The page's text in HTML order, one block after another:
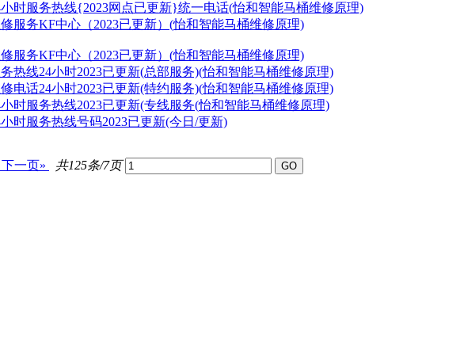
小时服务热线{2023网点已更新}统一电话(怡和智能马桶维修原理)
服务KF中心（2023已更新）(怡和智能马桶维修原理)
服务KF中心（2023已更新）(怡和智能马桶维修原理)
热线24小时2023已更新(总部服务)(怡和智能马桶维修原理)
电话24小时2023已更新(特约服务)(怡和智能马桶维修原理)
小时服务热线2023已更新(专线服务(怡和智能马桶维修原理)
小时服务热线号码2023已更新(今日/更新)
下一页»
共125条/7页